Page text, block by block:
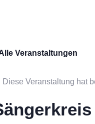
Veranstaltungen
Diese Veranstaltung hat